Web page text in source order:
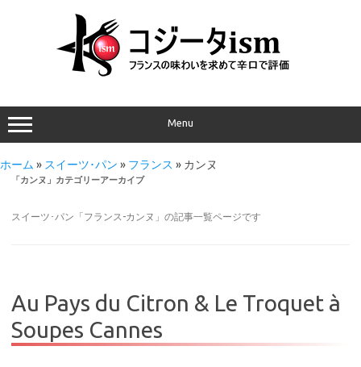
Menu
ホーム » スイーツ･パン » フランス » カンヌ
「カンヌ 」カテゴリーアーカイブ
スイーツ･パン「フランス-カンヌ」の記事一覧ページです
Au Pays du Citron & Le Troquet à
Soupes Cannes